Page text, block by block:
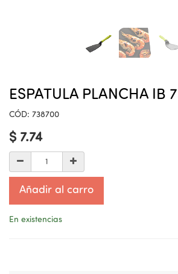
ESPATULA PLANCHA IB
CÓD: 738700
$ 7.74
Añadir al carro
En existencias